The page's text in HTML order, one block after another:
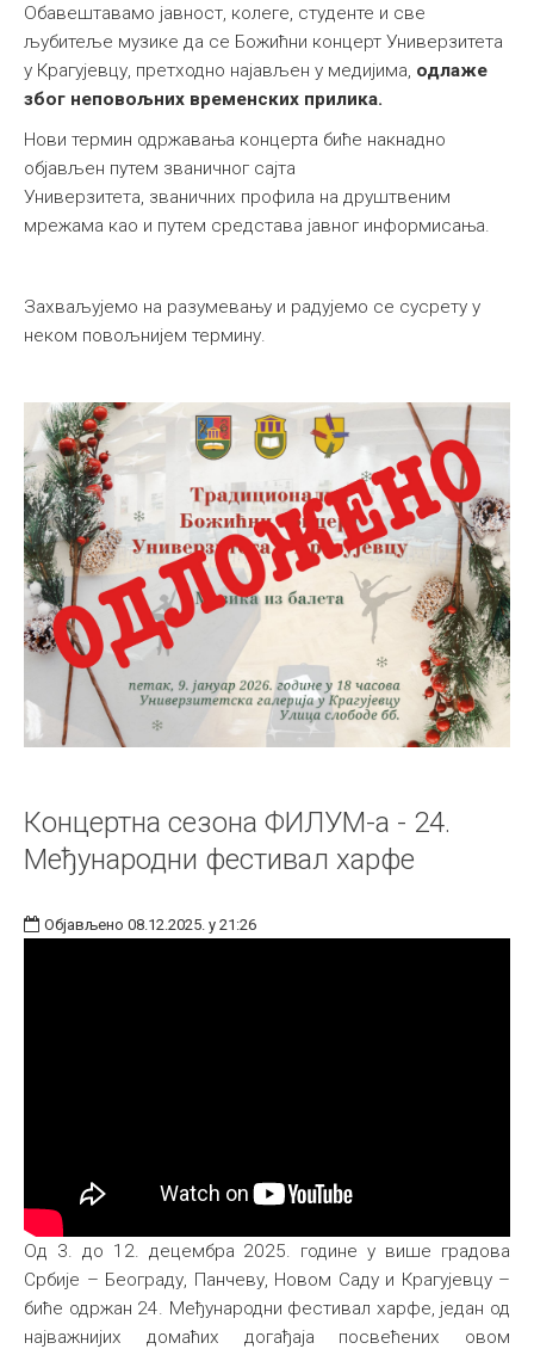
Обавештавамо јавност, колеге, студенте и све
љубитеље музике да се Божићни концерт Универзитета
у Крагујевцу, претходно најављен у медијима, одлаже
због неповољних временских прилика.
Нови термин одржавања концерта биће накнадно
објављен путем званичног сајта
Универзитета, званичних профила на друштвеним
мрежама као и путем средстава јавног информисања.
Захваљујемо на разумевању и радујемо се сусрету у
неком повољнијем термину.
Концертна сезона ФИЛУМ-а - 24.
Међународни фестивал харфе
Објављено 08.12.2025. у 21:26
Од 3. до 12. децембра 2025. године у више градова
Србије – Београду, Панчеву, Новом Саду и Крагујевцу –
биће одржан 24. Међународни фестивал харфе, један од
најважнијих домаћих догађаја посвећених овом